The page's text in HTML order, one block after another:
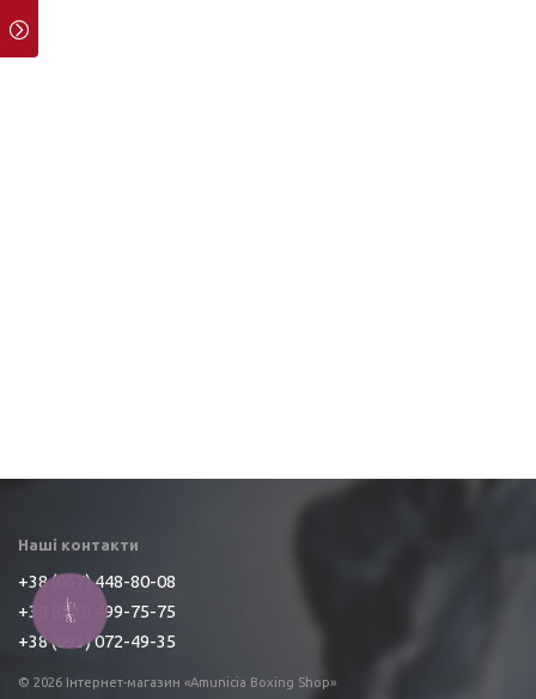
Наші контакти
+38 (067) 448-80-08
+38 (050) 499-75-75
+38 (093) 072-49-35
© 2026 Інтернет-магазин «Amunicia Boxing Shop»
КНОПКА
ЗВ'ЯЗКУ